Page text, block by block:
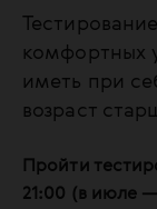
комфортных
иметь при
возраст
Пройти
21:00 (в июле